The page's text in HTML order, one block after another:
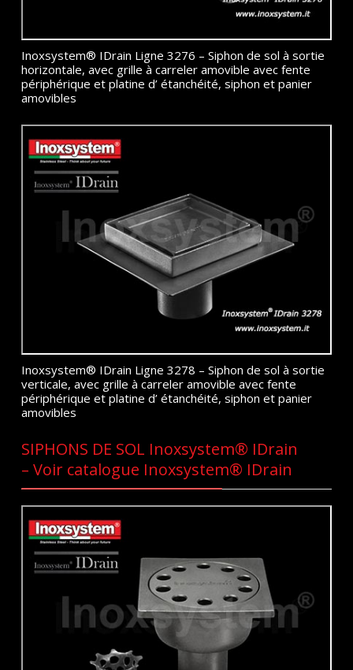
Inoxsystem® IDrain Ligne 3276 – Siphon de sol à sortie
horizontale, avec grille à carreler amovible avec fente
périphérique et platine d’ étanchéité, siphon et panier
amovibles
Inoxsystem® IDrain Ligne 3278 – Siphon de sol à sortie
verticale, avec grille à carreler amovible avec fente
périphérique et platine d’ étanchéité, siphon et panier
amovibles
SIPHONS DE SOL Inoxsystem® IDrain
– Voir catalogue Inoxsystem® IDrain